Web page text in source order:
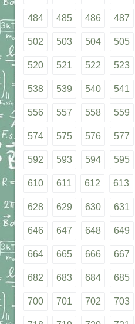
484 485 486 487
502 503 504 505
520 521 522 523
538 539 540 541
556 557 558 559
574 575 576 577
592 593 594 595
610 611 612 613
628 629 630 631
646 647 648 649
664 665 666 667
682 683 684 685
700 701 702 703